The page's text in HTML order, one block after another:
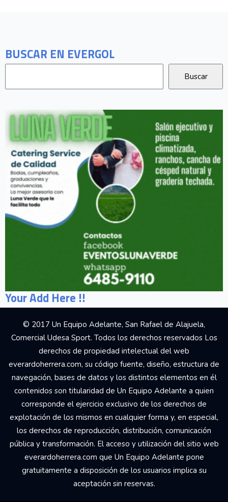
BUSCAR EN EVERGOL
Your Add Here !!
© 2017 Un Equipo Adelante, San Rafael de Alajuela,
Comercial Udesa Sport. Todos los derechos reservados Los
derechos de propiedad intelectual del web
everardoherrera.com, su código fuente, diseño, estructura de
navegación, bases de datos y los distintos elementos en él
contenidos son titularidad de Un Equipo Adelante a quien
corresponde el ejercicio exclusivo de los derechos de
explotación de los mismos en cualquier forma y, en especial,
los derechos de reproducción, distribución, comunicación
pública y transformación. El acceso y utilización del sitio web
everardoherrera.com que Un Equipo Adelante pone
gratuitamente a disposición de los usuarios implica su
aceptación sin reservas.